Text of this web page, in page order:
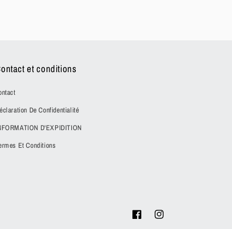
et conditions
De Confidentialité
D'EXPIDITION
Et Conditions
FacebookInstagram